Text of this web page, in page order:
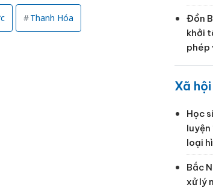
Thanh Hóa
Đồn
khởi
phép
Xã hội
Học
luyện
loại
Bắc
xử lý